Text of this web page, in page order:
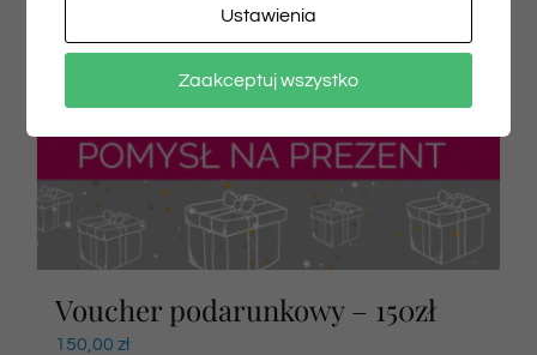
Voucher podarunkowy – 150zł
150,00 zł
Ustawienia
Zaakceptuj wszystko